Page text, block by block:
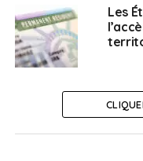
ces conseillers et ce
un effort de curiosité
spontanément
»,
Le
Les